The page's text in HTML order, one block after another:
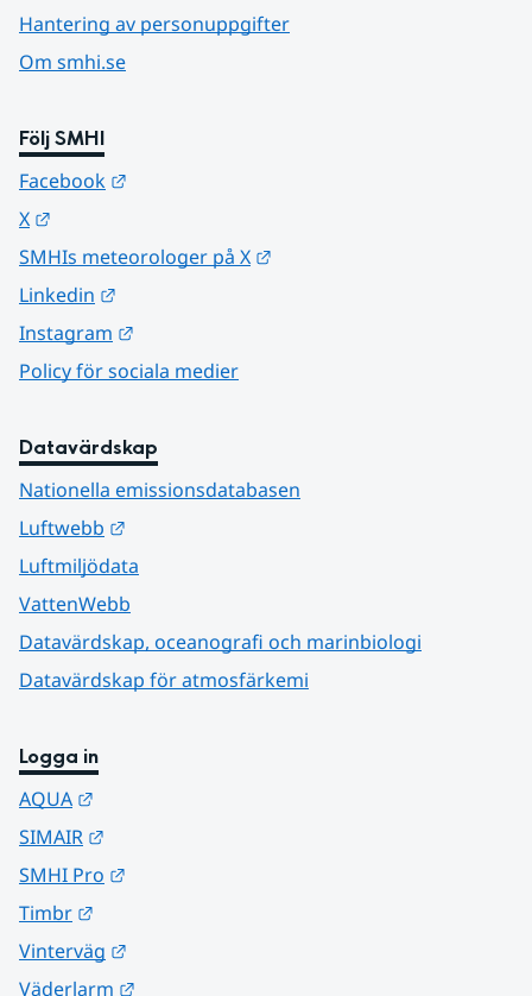
Hantering av personuppgifter
Om smhi.se
Följ SMHI
Facebook
X
SMHIs meteorologer på X
Linkedin
Instagram
Policy för sociala medier
Datavärdskap
Nationella emissionsdatabasen
Luftwebb
Luftmiljödata
VattenWebb
Datavärdskap, oceanografi och marinbiologi
Datavärdskap för atmosfärkemi
Logga in
AQUA
SIMAIR
SMHI Pro
Timbr
Vinterväg
Väderlarm